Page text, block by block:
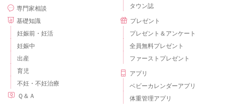
専門家相談
基礎知識
妊娠前・妊活
妊娠中
出産
育児
不妊・不妊治療
Ｑ＆Ａ
タウン誌
プレゼント
プレゼント＆アンケート
全員無料プレゼント
ファーストプレゼント
アプリ
ベビーカレンダーアプリ
体重管理アプリ